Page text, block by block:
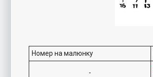
Номер на малюнку
-